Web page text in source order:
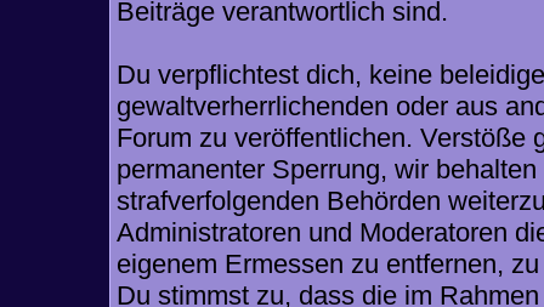
Beiträge verantwortlich sind.
Du verpflichtest dich, keine
gewaltverherrlichenden oder aus
Forum zu veröffentlichen. Verstöße
permanenter Sperrung, wir
strafverfolgenden Behörden
Administratoren und Moderatoren
eigenem Ermessen zu entfernen,
Du stimmst zu, dass die im